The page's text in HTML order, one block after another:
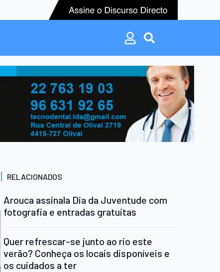
Search
for:
Search
for:
RELACIONADOS
Arouca assinala Dia da Juventude com
fotografia e entradas gratuitas
Quer refrescar-se junto ao rio este
verão? Conheça os locais disponíveis e
os cuidados a ter